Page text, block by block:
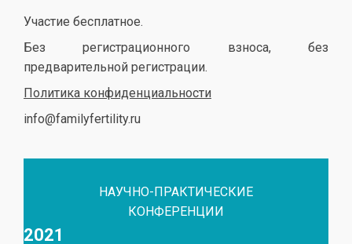
Участие бесплатное.
Без регистрационного взноса, без
предварительной регистрации.
Политика конфиденциальности
info@familyfertility.ru
НАУЧНО-ПРАКТИЧЕСКИЕ
КОНФЕРЕНЦИИ
2021